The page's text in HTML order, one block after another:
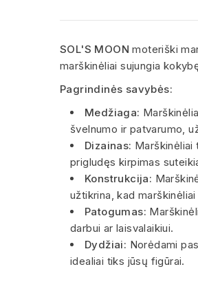
SOL'S MOON moteriški
marškinėliai sujungia
Pagrindinės savybės:
Medžiaga:
švelnumo ir patvarumo,
Dizainas: Marškinėliai
prigludęs kirpimas
Konstrukcija:
užtikrina, kad
Patogumas:
darbui ar laisvalaikiui.
Dydžiai: Norėdami
idealiai tiks jūsų figūrai.